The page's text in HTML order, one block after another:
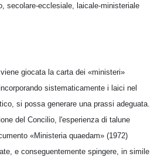
secolare-ecclesiale, laicale-ministeriale
giocata la carta dei «ministeri»
sistematicamente i laici nel
si possa generare una prassi adeguata.
del Concilio, l'esperienza di talune
«Ministeria quaedam» (1972)
e conseguentemente spingere, in simile